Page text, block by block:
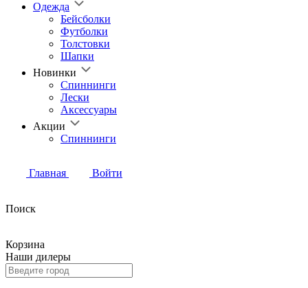
Одежда
Бейсболки
Футболки
Толстовки
Шапки
Новинки
Спиннинги
Лески
Аксессуары
Акции
Спиннинги
Главная Войти
Поиск
Корзина
Наши дилеры